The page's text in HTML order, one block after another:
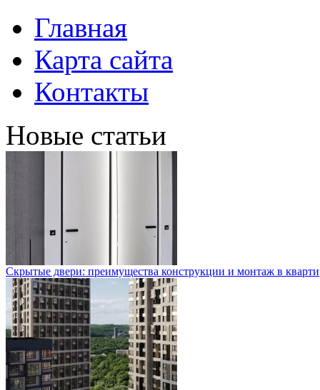
Главная
Карта сайта
Контакты
Новые статьи
Скрытые двери: преимущества конструкции и монтаж в